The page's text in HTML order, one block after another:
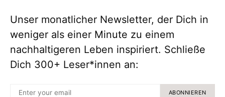
Unser monatlicher Newsletter, der Dich in
weniger als einer Minute zu einem
nachhaltigeren Leben inspiriert. Schließe
Dich 300+ Leser*innen an:
ABONNIEREN